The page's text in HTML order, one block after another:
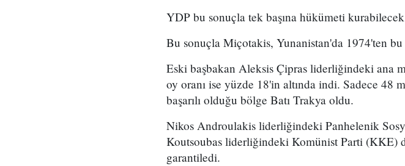
YDP bu sonuçla tek başına hükümeti
Bu sonuçla Miçotakis, Yunanistan'da 1974'ten
Eski başbakan Aleksis Çipras liderliğindeki ana
oy oranı ise yüzde 18'in altında indi. Sadece 48
başarılı olduğu bölge Batı Trakya oldu.
Nikos Androulakis liderliğindeki Panhelenik
Koutsoubas liderliğindeki Komünist Parti (KKE)
garantiledi.